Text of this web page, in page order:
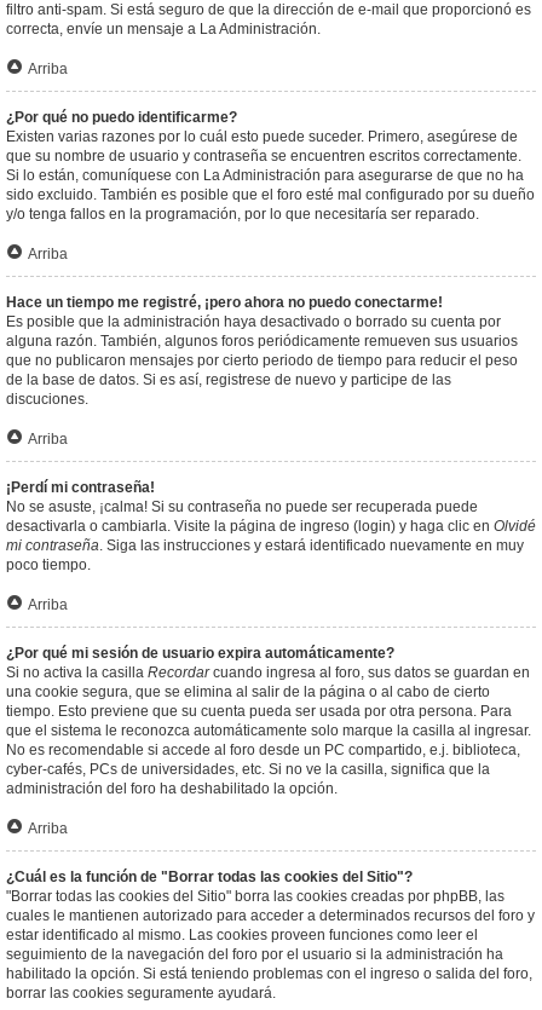
filtro anti-spam. Si está seguro de que la dirección de e-mail que proporcionó es
correcta, envíe un mensaje a La Administración.
Arriba
¿Por qué no puedo identificarme?
Existen varias razones por lo cuál esto puede suceder. Primero, asegúrese de
que su nombre de usuario y contraseña se encuentren escritos correctamente.
Si lo están, comuníquese con La Administración para asegurarse de que no ha
sido excluido. También es posible que el foro esté mal configurado por su dueño
y/o tenga fallos en la programación, por lo que necesitaría ser reparado.
Arriba
Hace un tiempo me registré, ¡pero ahora no puedo conectarme!
Es posible que la administración haya desactivado o borrado su cuenta por
alguna razón. También, algunos foros periódicamente remueven sus usuarios
que no publicaron mensajes por cierto periodo de tiempo para reducir el peso
de la base de datos. Si es así, registrese de nuevo y participe de las
discuciones.
Arriba
¡Perdí mi contraseña!
No se asuste, ¡calma! Si su contraseña no puede ser recuperada puede
desactivarla o cambiarla. Visite la página de ingreso (login) y haga clic en Olvidé
mi contraseña. Siga las instrucciones y estará identificado nuevamente en muy
poco tiempo.
Arriba
¿Por qué mi sesión de usuario expira automáticamente?
Si no activa la casilla Recordarcuando ingresa al foro, sus datos se guardan en
una cookie segura, que se elimina al salir de la página o al cabo de cierto
tiempo. Esto previene que su cuenta pueda ser usada por otra persona. Para
que el sistema le reconozca automáticamente solo marque la casilla al ingresar.
No es recomendable si accede al foro desde un PC compartido, e.j. biblioteca,
cyber-cafés, PCs de universidades, etc. Si no ve la casilla, significa que la
administración del foro ha deshabilitado la opción.
Arriba
¿Cuál es la función de "Borrar todas las cookies del Sitio"?
"Borrar todas las cookies del Sitio" borra las cookies creadas por phpBB, las
cuales le mantienen autorizado para acceder a determinados recursos del foro y
estar identificado al mismo. Las cookies proveen funciones como leer el
seguimiento de la navegación del foro por el usuario si la administración ha
habilitado la opción. Si está teniendo problemas con el ingreso o salida del foro,
borrar las cookies seguramente ayudará.